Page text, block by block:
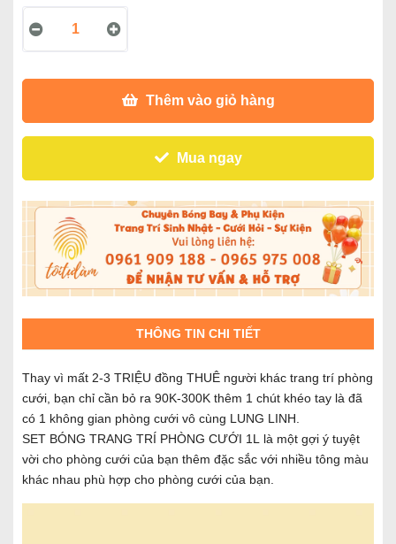
Thêm vào giỏ hàng
Mua ngay
THÔNG TIN CHI TIẾT
Thay vì mất 2-3 TRIỆU đồng THUÊ người khác trang trí phòng
cưới, bạn chỉ cần bỏ ra 90K-300K thêm 1 chút khéo tay là đã
có 1 không gian phòng cưới vô cùng LUNG LINH.
SET BÓNG TRANG TRÍ PHÒNG CƯỚI 1L là một gợi ý tuyệt
vời cho phòng cưới của bạn thêm đặc sắc với nhiều tông màu
khác nhau phù hợp cho phòng cưới của bạn.